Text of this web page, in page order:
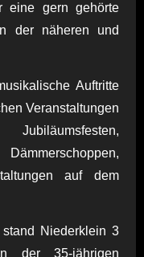
eine gern gehörte
der näheren und
Auftritte
Veranstaltungen
auf dem
Niederklein 3
der 35-jährigen